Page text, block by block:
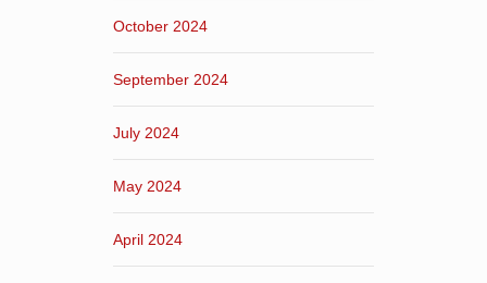
October 2024
September 2024
July 2024
May 2024
April 2024